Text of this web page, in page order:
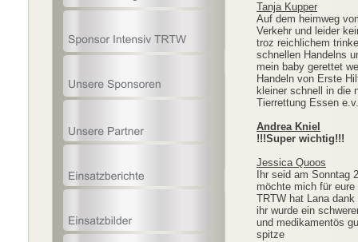
Tanja Kupper
Auf dem heimweg
Verkehr und leider
troz reichlichem
schnellen Handelns
mein baby gerettet
Handeln von Erste
kleiner schnell in die
Tierrettung Essen
Andrea Kniel
!!!Super wichtig!!!
Jessica Quoos
Ihr seid am Sonntag
möchte mich für
TRTW hat Lana
ihr wurde ein
und medikamentös
spitze